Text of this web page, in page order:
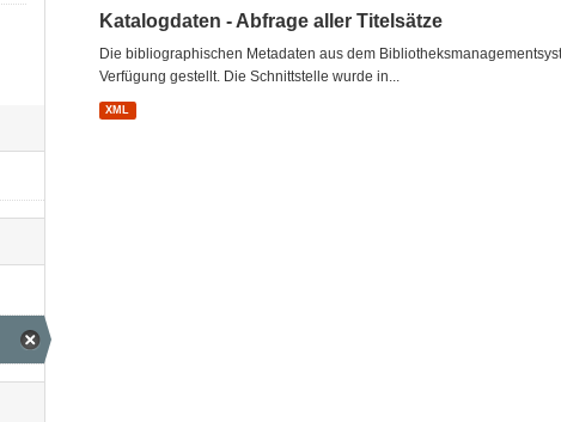
Katalogdaten - Abfrage aller Titelsätze
Die bibliographischen Metadaten aus dem
Verfügung gestellt. Die Schnittstelle wurde in...
XML